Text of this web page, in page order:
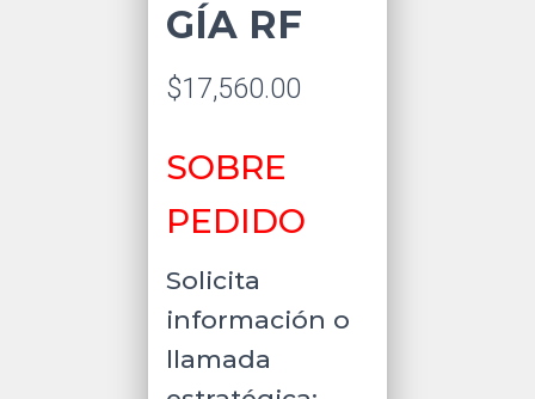
GÍA RF
$17,560.00
SOBRE
PEDIDO
Solicita
información o
llamada